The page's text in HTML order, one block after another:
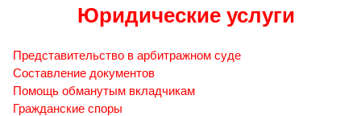
Юридические услуги
Представительство в арбитражном суде
Составление документов
Помощь обманутым вкладчикам
Гражданские споры